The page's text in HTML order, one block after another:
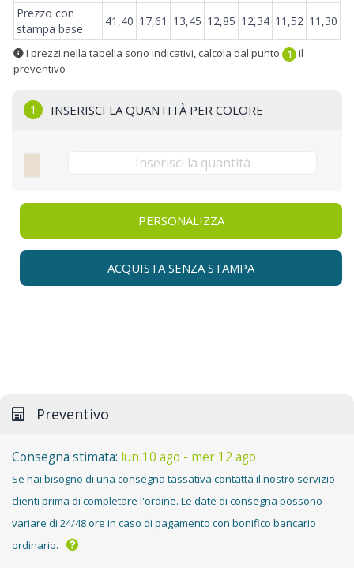
Prezzo con
stampa base
41,40 17,61 13,45 12,85 12,34 11,52 11,30
I prezzi nella tabella sono indicativi, calcola dal punto 1 il
preventivo
1 INSERISCI LA QUANTITÀ PER COLORE
PERSONALIZZA
ACQUISTA SENZA STAMPA
Preventivo
Consegna stimata: lun 10 ago - mer 12 ago
Se hai bisogno di una consegna tassativa contatta il nostro servizio
clienti prima di completare l'ordine. Le date di consegna possono
variare di 24/48 ore in caso di pagamento con bonifico bancario
ordinario.